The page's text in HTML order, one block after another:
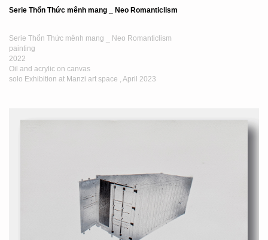
Serie Thổn Thức mênh mang _ Neo Romanticlism
Serie Thổn Thức mênh mang _ Neo Romanticlism
painting
2022
Oil and acrylic on canvas
solo Exhibition at Manzi art space , April 2023